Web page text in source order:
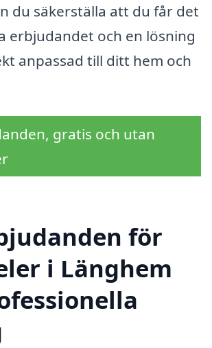
du säkerställa att du får det
erbjudandet och en lösning
anpassad till ditt hem och
gratis och utan
för
i Länghem